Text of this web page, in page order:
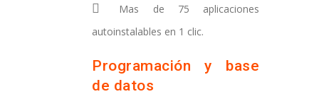
Mas de 75 aplicaciones
autoinstalables en 1 clic.
Programación y base
de datos